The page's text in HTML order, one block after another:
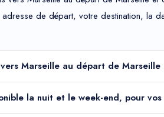
de départ, votre destination, la
Marseille au départ de Marseille
la nuit et le week-end, pour